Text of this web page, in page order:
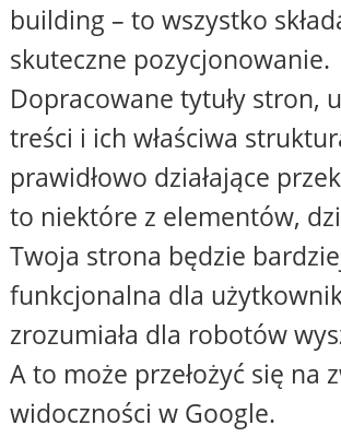
building – to wszystko
skuteczne pozycjonowanie.
Dopracowane tytuły stron,
treści i ich właściwa
prawidłowo działające
to niektóre z elementów,
Twoja strona będzie
funkcjonalna dla
zrozumiała dla robotów
A to może przełożyć się na
widoczności w Google.